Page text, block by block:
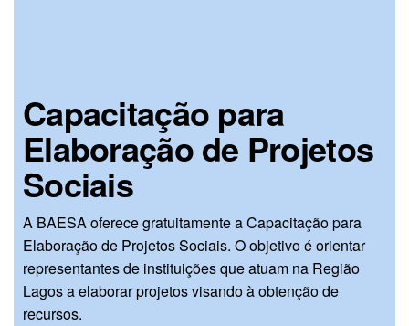
Capacitação para
Elaboração de Projetos
Sociais
A BAESA oferece gratuitamente a Capacitação para
Elaboração de Projetos Sociais. O objetivo é orientar
representantes de instituições que atuam na Região
Lagos a elaborar projetos visando à obtenção de
recursos.